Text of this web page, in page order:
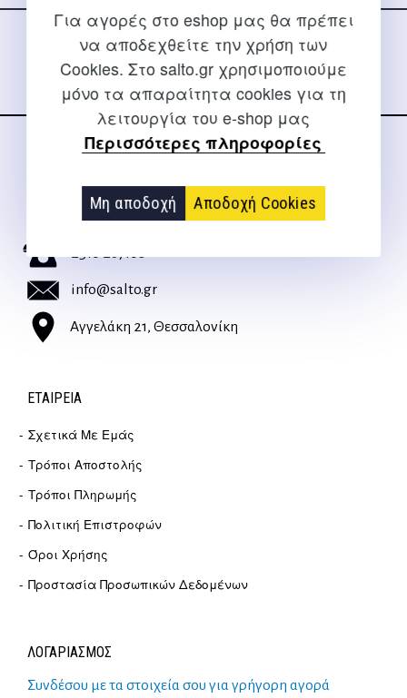
Για αγορές στο eshop μας θα πρέπει
να αποδεχθείτε την χρήση των
Cookies. Στο salto.gr χρησιμοποιούμε
μόνο τα απαραίτητα cookies για τη
λειτουργία του e-shop μας
Περισσότερες πληροφορίες
Μη αποδοχή Αποδοχή Cookies
στα social media
Για διευκρινίσεις και υποστήριξη παραγγελιών μέσω του
2310 267108
info@salto.gr
Αγγελάκη 21, Θεσσαλονίκη
ΕΤΑΙΡΕΊΑ
Σχετικά Με Εμάς
Τρόποι Αποστολής
Τρόποι Πληρωμής
Πολιτική Επιστροφών
Όροι Χρήσης
Προστασία Προσωπικών Δεδομένων
ΛΟΓΑΡΙΑΣΜΟΣ
Συνδέσου με τα στοιχεία σου για γρήγορη αγορά